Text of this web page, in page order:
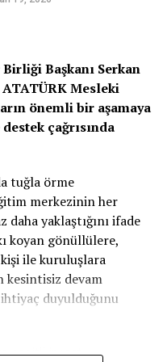
Nisan 2020 tarihinde
tüm kara ve hava
vermiş, ancak pandemi
kapılardan Güney
çalışanlar ve tedavi
Kıbrıslı Rum lider
görüşme yapmış,
Şefi Elizabeth Spehar
sıkça yaşandığı
Başkanı Serkan
ATATÜRK Mesleki
önemli bir aşamaya
çağrısında
tuğla örme
merkezinin her
yaklaştığını ifade
koyan gönüllülere,
ile kuruluşlara
kesintisiz devam
duyulduğunu
çeşitli inşaat